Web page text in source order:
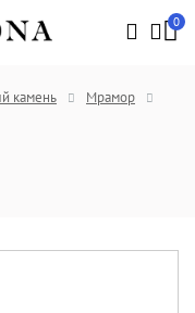
0
камень
Мрамор